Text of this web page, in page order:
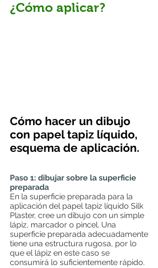
¿Cómo aplicar?
Cómo hacer un dibujo
con papel tapiz líquido,
esquema de aplicación.
Paso 1: dibujar sobre la superficie
preparada
En la superficie preparada para la
aplicación del papel tapiz líquido Silk
Plaster, cree un dibujo con un simple
lápiz, marcador o pincel. Una
superficie preparada adecuadamente
tiene una estructura rugosa, por lo
que el lápiz en este caso se
consumirá lo suficientemente rápido.